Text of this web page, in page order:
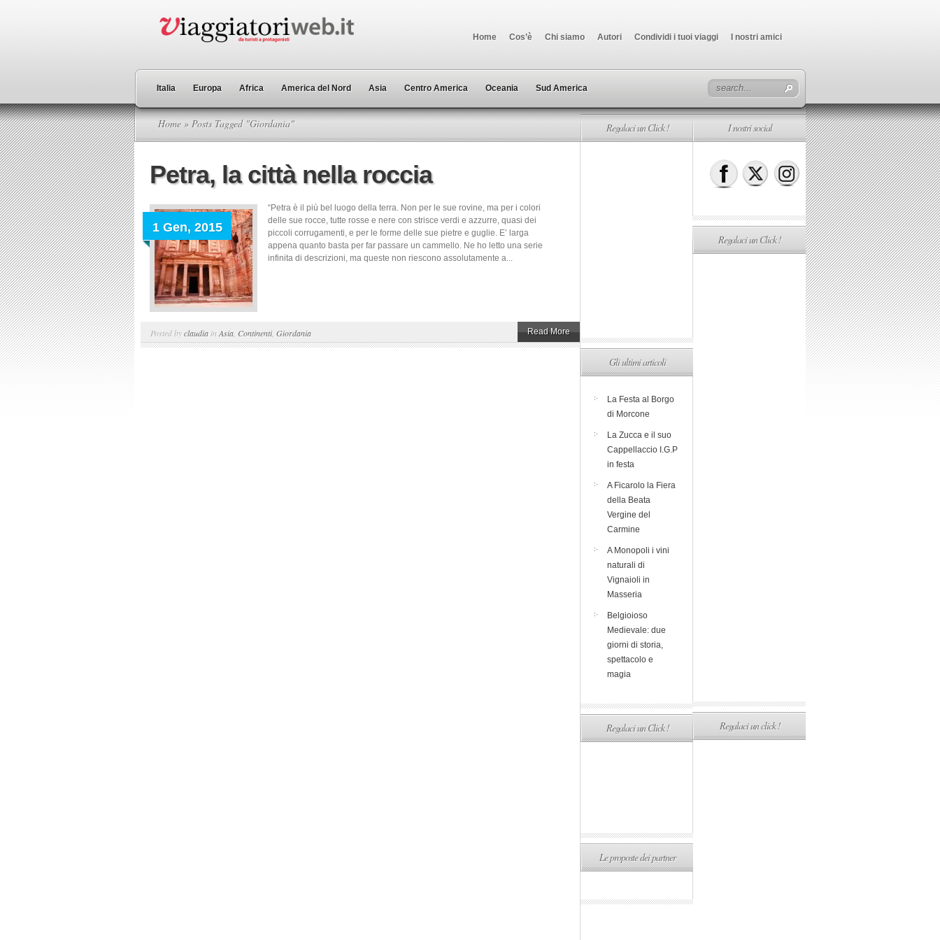
Home Cos’è Chi siamo Autori Condividi i tuoi viaggi I nostri amici
Italia Europa Africa America del Nord Asia Centro America Oceania Sud America
Home » Posts Tagged "Giordania"
Petra, la città nella roccia
1 Gen, 2015
“Petra è il più bel luogo della terra. Non per le sue rovine, ma per i colori
delle sue rocce, tutte rosse e nere con strisce verdi e azzurre, quasi dei
piccoli corrugamenti, e per le forme delle sue pietre e guglie. E’ larga
appena quanto basta per far passare un cammello. Ne ho letto una serie
infinita di descrizioni, ma queste non riescono assolutamente a...
Posted byclaudia in Asia Continenti, Giordania Read More
Regalaci un Click !
Gli ultimi articoli
La Festa al Borgo
di Morcone
La Zucca e il suo
Cappellaccio I.G.P
in festa
A Ficarolo la Fiera
della Beata
Vergine del
Carmine
A Monopoli i vini
naturali di
Vignaioli in
Masseria
Belgioioso
Medievale: due
giorni di storia,
spettacolo e
magia
Regalaci un Click !
Le proposte dei partner
I nostri social
Regalaci un Click !
Regalaci un click !